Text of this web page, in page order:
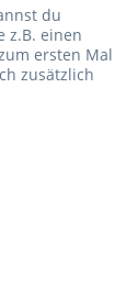
du
z.B. einen
ersten Mal
zusätzlich